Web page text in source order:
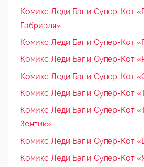
Комикс Леди Баг и Супер-Кот
Габриэля»
Комикс Леди Баг и Супер-Кот
Комикс Леди Баг и Супер-Кот
Комикс Леди Баг и Супер-Кот
Комикс Леди Баг и Супер-Кот
Комикс Леди Баг и Супер-Кот
Зонтик»
Комикс Леди Баг и Супер-Кот
Комикс Леди Баг и Супер-Кот